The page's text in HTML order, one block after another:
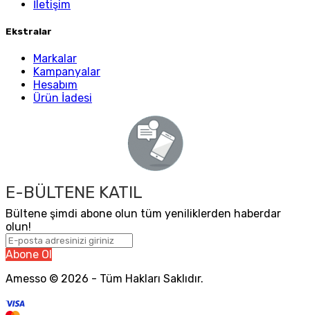
İletişim
Ekstralar
Markalar
Kampanyalar
Hesabım
Ürün İadesi
E-BÜLTENE KATIL
Bültene şimdi abone olun tüm yeniliklerden haberdar
olun!
Abone Ol
Amesso © 2026 - Tüm Hakları Saklıdır.